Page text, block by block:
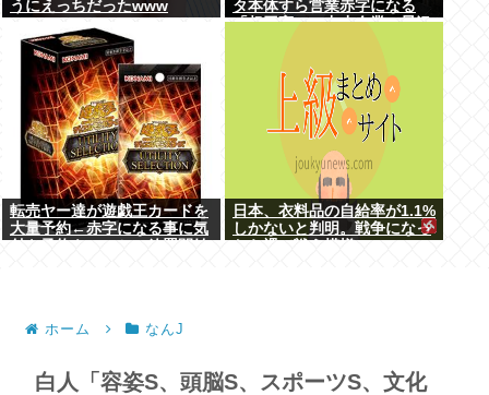
うにえっちだったwww
タ本体すら営業赤字になる
「超円高」…中小企業の景況
転売ヤー達が遊戯王カードを
大量予約←赤字になる事に気
日本、衣料品の自給率が1.1%
しかないと判明。戦争になっ
ホーム なんJ
白人「容姿S、頭脳S、スポーツS、文化